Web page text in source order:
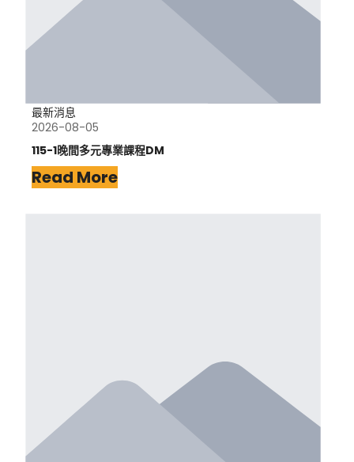
最新消息
2026-08-05
115-1晚間多元專業課程DM
Read More